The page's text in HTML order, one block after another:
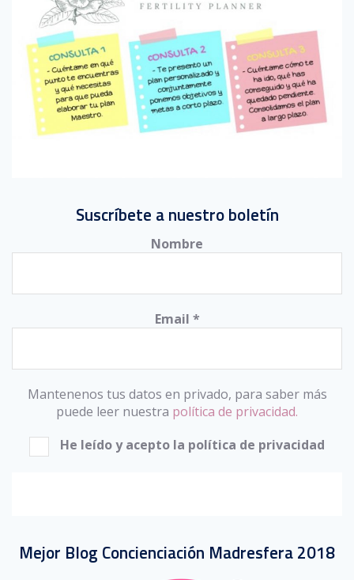
Suscríbete a nuestro boletín
Nombre
Email *
Mantenenos tus datos en privado, para saber más
puede leer nuestra política de privacidad.
He leído y acepto la política de privacidad
Mejor Blog Concienciación Madresfera 2018